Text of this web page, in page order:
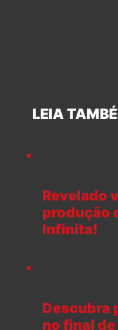
LEIA
Revelado
produção
Infinita!
Descubra
no final